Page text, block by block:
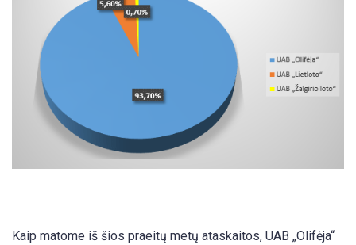
Kaip matome iš šios praeitų metų ataskaitos, UAB „Olifėja“